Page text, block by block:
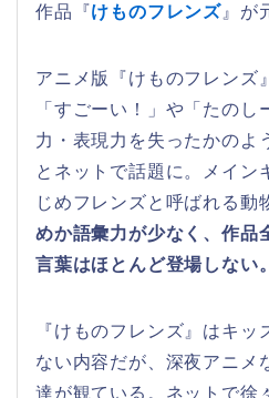
作品『けものフレンズ 』が
アニメ版『けものフレンズ
「すごーい！」や「たのし
力・表現力を失ったかのよ
とネットで話題に。メイン
じめフレンズと呼ばれる動
めか語彙力が少なく、作品
言葉はほとんど登場しない。
『けものフレンズ』はキッ
ない内容だが、深夜アニメ
達が観ている。ネットで徐